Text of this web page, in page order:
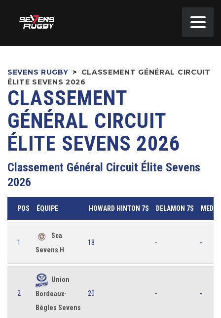
SEVENS RUGBY >
CLASSEMENT GÉNÉRAL CIRCUIT
ÉLITE SEVENS 2026
CLASSEMENT
GÉNÉRAL CIRCUIT
ÉLITE SEVENS 2026
Classement Général Circuit Élite Sevens
2026
POS ÉQUIPE HOWARD HINTON 7S DELAMON 7S MED
1
Sca
Sevens H
18 - -
2
Union
Bordeaux-
Bègles Sevens
20 - -